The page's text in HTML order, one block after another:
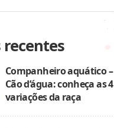
Companheiro aquático –
Cão d’água: conheça as 4
variações da raça